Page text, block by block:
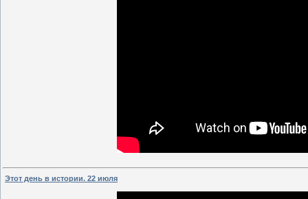
Этот день в истории. 22 июля